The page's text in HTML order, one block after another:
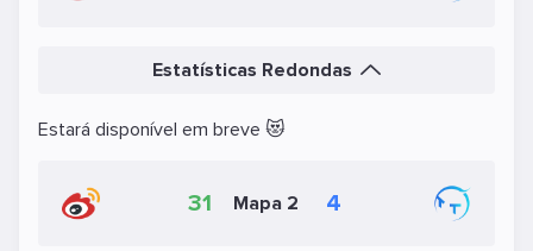
Estatísticas Redondas
Estará disponível em breve 😻
31 Mapa 2 4